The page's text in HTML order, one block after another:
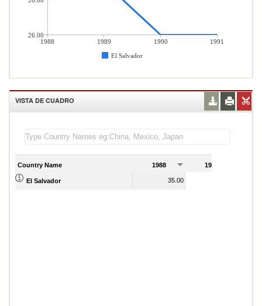
1988 1989 1990
1991
El Salvador
26.00
VISTA DE CUADRO
Country Name 1988 1989
El Salvador 35.00